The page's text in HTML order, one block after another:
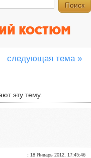
КОСТЮМ
следующая тема »
эту тему.
:18 Январь 2012, 17:45:46